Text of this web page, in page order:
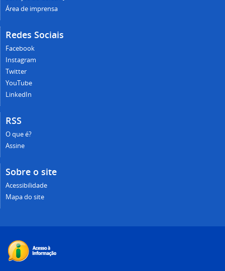
Área de imprensa
Redes Sociais
Facebook
Instagram
Twitter
YouTube
LinkedIn
RSS
O que é?
Assine
Sobre o site
Acessibilidade
Mapa do site